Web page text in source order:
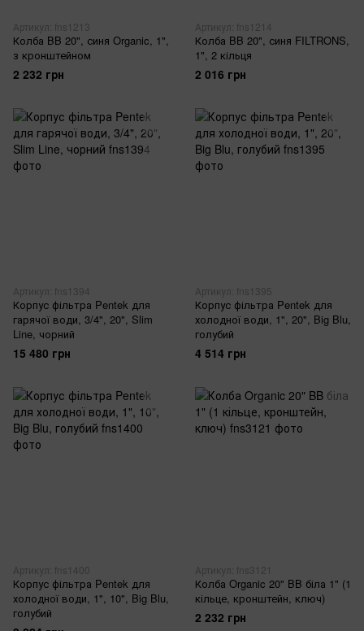
Артикул: fns1213
Колба BB 20", синя Organic, 1",
з кронштейном
2 232 грн
Артикул: fns1214
Колба BB 20", синя FILTRONS,
1", 2 кільця
2 016 грн
Артикул: fns1394
Корпус фільтра Pentek для
гарячої води, 3/4", 20", Slim
Line, чорний
15 480 грн
Артикул: fns1395
Корпус фільтра Pentek для
холодної води, 1", 20", Big Blu,
голубий
4 514 грн
Артикул: fns1400
Корпус фільтра Pentek для
холодної води, 1", 10", Big Blu,
голубий
Артикул: fns3121
Колба Organic 20" BB біла 1" (1
кільце, кронштейн, ключ)
2 232 грн